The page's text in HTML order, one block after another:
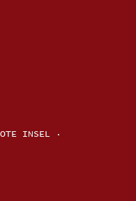
INSEL ·